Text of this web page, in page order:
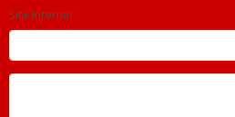
Site Internet